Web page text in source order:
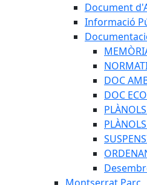
Document
Informació
DOC
DOC